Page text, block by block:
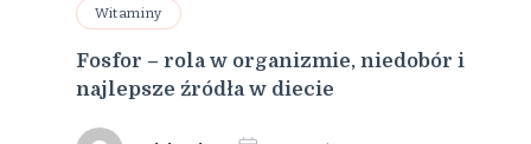
Witaminy
Fosfor – rola w organizmie, niedobór i
najlepsze źródła w diecie